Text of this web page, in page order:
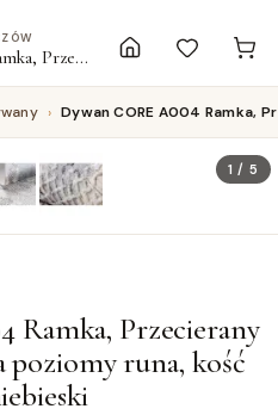
Dywan CORE A004 Ramka, Przecierany - Strukturalny, dwa poziomy runa, kość słoniowa / szary / niebieski
› Dywan CORE A004 Ramka,
1 /5
Ramka, Przecierany
runa, kość